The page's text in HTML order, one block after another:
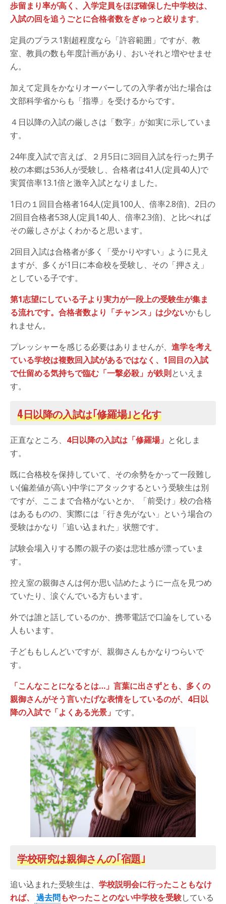
歩留まり率が高く、入学定員をほぼ確保した中学校は、
入試の回を追うごとに合格者数をぎゅっと絞ります。
定員のプラス1割超程度なら「許容範囲」ですが、教
室、教員の数も年度計画があり、おいそれと増やせませ
ん。
加えて定員をかなりオーバーしての入学者が出た場合は
文部科学省からも「指導」を受けるからです。
４日以降の入試の厳しさは「数字」が如実に示していま
す。
24年度入試で言えば、２月5日に3回目入試を行った男子
校の本郷は536人が受験し、合格者は41人(定員40人)で
実質倍率13.1倍と激辛入試となりました。
1日の１回目合格者164人(定員100人、倍率2.8倍)、2日の
2回目合格者538人(定員140人、倍率2.3倍)、と比べれば
その厳しさがよくわかると思います。
2回目入試は合格者が多く「受かりやすい」ように見え
ますが、多くが1日に本命校を受験し、その「押さえ」
としている子です。
第1志望にしている子より実力が一段上の受験生が集ま
る流れです。合格者数より「チャンス」は少ないかもし
れません。
プレッシャーを感じる必要はありませんが、 進学を考え
ている学校は複数回入試があるではなく、1回目の入試
で仕留める気持ちで臨む「一撃必殺」が鉄則といえま
す。
4日以降の入試は｢修羅場｣と化す
正直なところ、 4日以降の入試は「修羅場」 と化しま
す。
既に合格校を保持していて、その余勢をかって一段難し
い(偏差値が高い)中学にアタックするという受験生は別
ですが、ここまで合格がないとか、「前受け」校の合格
はあるものの、実際には「行き先がない」という場合の
受験はかなり「追い込まれた」状態です。
試験会場入りする際の親子の姿は悲壮感が漂っていま
す。
控え室の親御さんは何か思い詰めたように一点を見つめ
ていたり、涙ぐんでいる方もいます。
外では誰と話しているのか、携帯電話で口論をしている
人もいます。
子どももしんどいですが、親御さんもかなりつらいで
す。
「こんなことになるとは…」言葉に出さずとも、多くの
親御さんがそう言いたげな表情をしているのが、4日以
降の入試で「よくある光景」 です。
学校研究は親御さんの｢宿題｣
追い込まれた受験生は、 学校説明会に行ったこともなけ
れば、
過去問もやったことのない中学校を受験している